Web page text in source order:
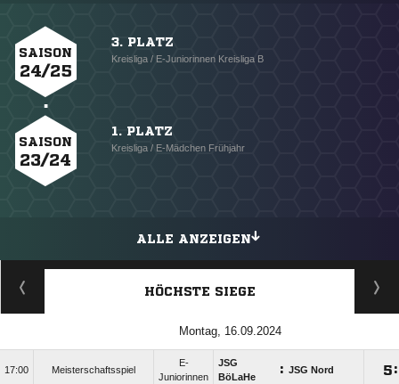
SAISON
24/25
3. PLATZ
Kreisliga / E-Juniorinnen Kreisliga B
SAISON
23/24
1. PLATZ
Kreisliga / E-Mädchen Frühjahr
ALLE ANZEIGEN
HÖCHSTE SIEGE
Montag, 16.09.2024
17:00 Meisterschaftsspiel
E-
Juniorinnen
JSG
BöLaHe
: JSG Nord :